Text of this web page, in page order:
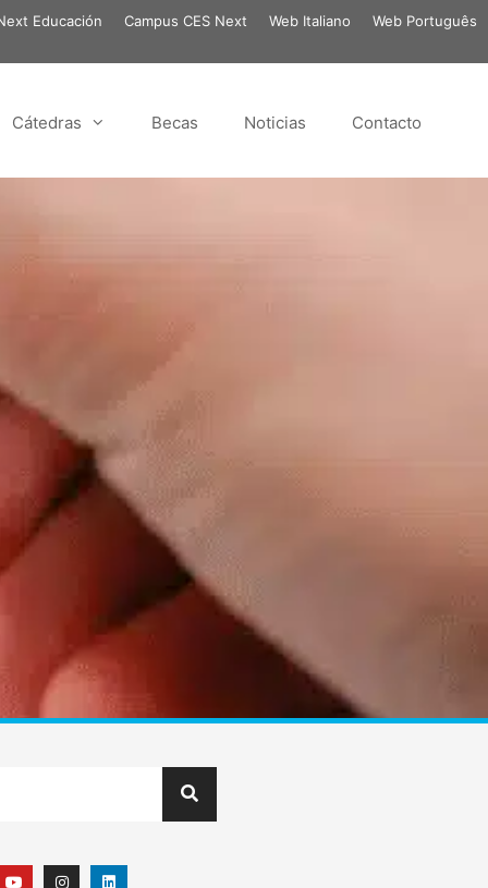
Educación Campus CES Next Web Italiano Web Português
Cátedras Becas Noticias Contacto